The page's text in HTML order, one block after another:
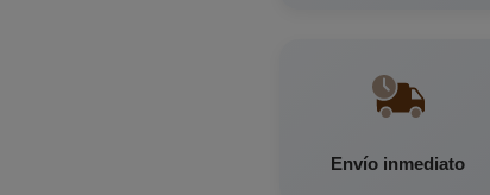
Envío inmediato